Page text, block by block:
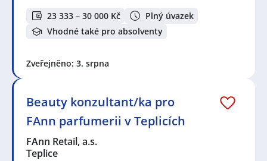
23 333 – 30 000 Kč
Plný úvazek
Vhodné také pro absolventy
Zveřejněno: 3. srpna
Beauty konzultant/ka pro
FAnn parfumerii v Teplicích
FAnn Retail, a.s.
Teplice